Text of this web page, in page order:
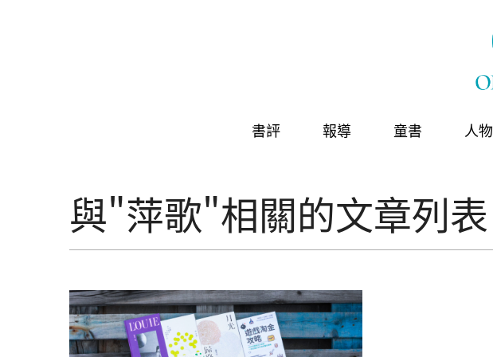
書評 報導 童書 人物
與"萍歌"相關的文章列表